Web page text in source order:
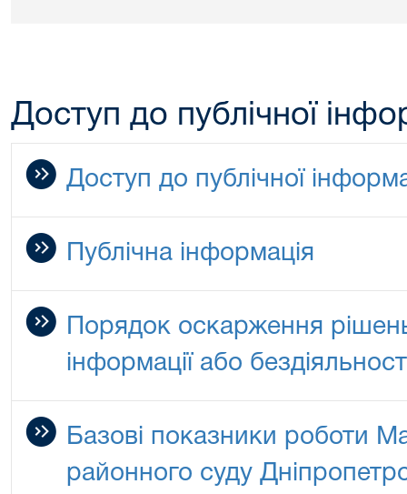
Доступ до публічної
Доступ до публічної
Публічна інформація
Порядок оскарження
інформації або
Базові показники роботи
районного суду